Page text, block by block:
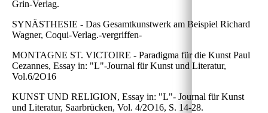
Grin-Verlag.
SYNÄSTHESIE - Das Gesamtkunstwerk am Beispiel Richard
Wagner, Coqui-Verlag.-vergriffen-
MONTAGNE ST. VICTOIRE - Paradigma für die Kunst Paul
Cezannes, Essay in: "L"-Journal für Kunst und Literatur,
Vol.6/2O16
KUNST UND RELIGION, Essay in: "L"- Journal für Kunst
und Literatur, Saarbrücken, Vol. 4/2O16, S. 14-28.